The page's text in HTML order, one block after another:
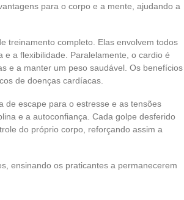
para o corpo e a mente, ajudando a
treinamento completo. Elas envolvem todos
a flexibilidade. Paralelamente, o cardio é
e a manter um peso saudável. Os benefícios
de doenças cardíacas.
de escape para o estresse e as tensões
e a autoconfiança. Cada golpe desferido
do próprio corpo, reforçando assim a
ensinando os praticantes a permanecerem